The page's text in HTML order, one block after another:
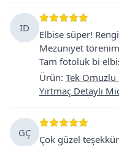
İD
Elbise süper!
Mezuniyet
Tam fotoluk bi
Ürün: Tek Omuzlu
Yırtmaç Detaylı
GÇ
Çok güzel